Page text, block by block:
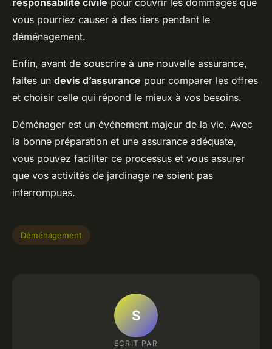
responsabilité civile pour couvrir les dommages que
vous pourriez causer à des tiers pendant le
déménagement.
Enfin, avant de souscrire à une nouvelle assurance,
faites un devis d’assurance pour comparer les offres
et choisir celle qui répond le mieux à vos besoins.
Déménager est un événement majeur de la vie. Avec
la bonne préparation et une assurance adéquate,
vous pouvez faciliter ce processus et vous assurer
que vos activités de jardinage ne soient pas
interrompues.
Déménagement
S
ECRIT PAR